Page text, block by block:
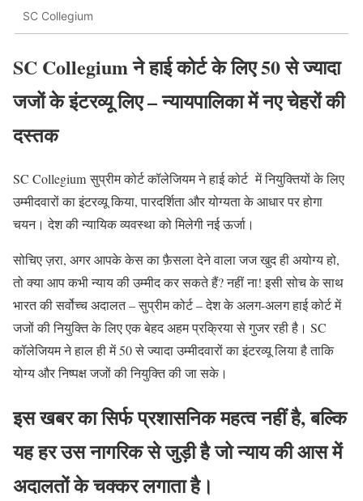
SC Collegium
SC Collegiumने हाई कोर्ट के लिए 50 से ज्यादा
जजों के इंटरव्यू लिए – न्यायपालिका में नए चेहरों की
दस्तक
SC Collegium सुप्रीम कोर्ट कॉलेजियम ने हाई कोर्ट में नियुक्तियों के लिए
उम्मीदवारों का इंटरव्यू किया, पारदर्शिता और योग्यता के आधार पर होगा
चयन। देश की न्यायिक व्यवस्था को मिलेगी नई ऊर्जा।
सोचिए ज़रा, अगर आपके केस का फ़ैसला देने वाला जज खुद ही अयोग्य हो,
तो क्या आप कभी न्याय की उम्मीद कर सकते हैं? नहीं ना! इसी सोच के साथ
भारत की सर्वोच्च अदालत – सुप्रीम कोर्ट – देश के अलग-अलग हाई कोर्ट में
जजों की नियुक्ति के लिए एक बेहद अहम प्रक्रिया से गुजर रही है। SC
कॉलेजियम ने हाल ही में 50 से ज्यादा उम्मीदवारों का इंटरव्यू लिया है ताकि
योग्य और निष्पक्ष जजों की नियुक्ति की जा सके।
इस खबर का सिर्फ प्रशासनिक महत्व नहीं है, बल्कि
यह हर उस नागरिक से जुड़ी है जो न्याय की आस में
अदालतों के चक्कर लगाता है।